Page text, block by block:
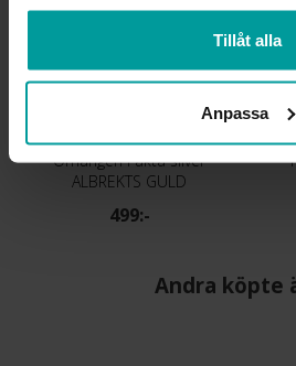
Tillåt alla
Anpassa
Örhängen i äkta silver
ALBREKTS GULD
499:-
Andra köpte